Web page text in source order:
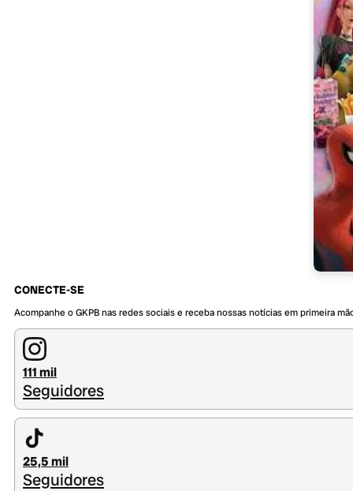
CONECTE-SE
Acompanhe o GKPB nas redes sociais e receba nossas notícias em primeira
111 mil
Seguidores
25,5 mil
Seguidores